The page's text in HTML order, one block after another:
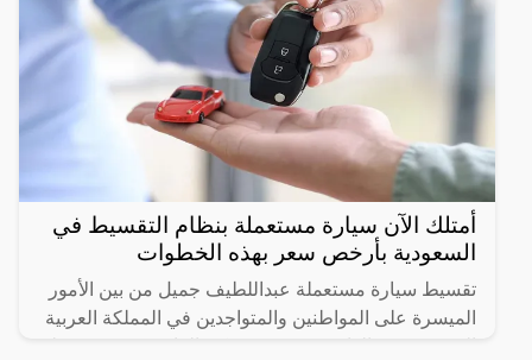
أمتلك الآن سيارة مستعملة بنظام التقسيط في
السعودية بأرخص سعر بهذه الخطوات
تقسيط سيارة مستعملة عبداللطيف جميل من بين الأمور
الميسرة على المواطنين والمتواجدين في المملكة العربية